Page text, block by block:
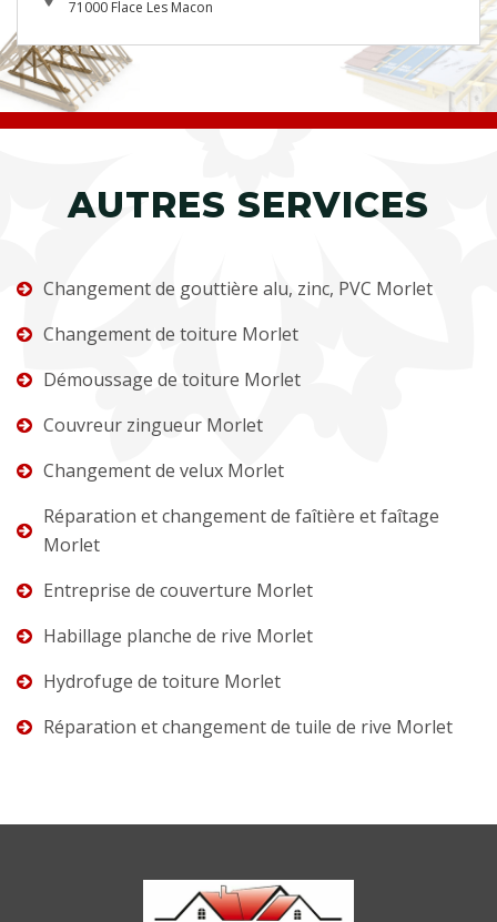
71000 Flace Les Macon
AUTRES SERVICES
Changement de gouttière alu, zinc, PVC Morlet
Changement de toiture Morlet
Démoussage de toiture Morlet
Couvreur zingueur Morlet
Changement de velux Morlet
Réparation et changement de faîtière et faîtage
Morlet
Entreprise de couverture Morlet
Habillage planche de rive Morlet
Hydrofuge de toiture Morlet
Réparation et changement de tuile de rive Morlet